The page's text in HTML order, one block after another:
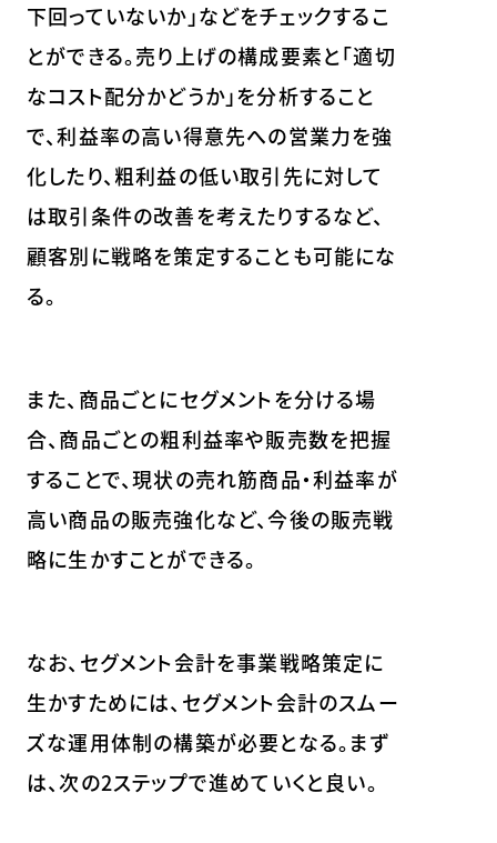
下回っていないか」などをチェックするこ
とができる。売り上げの構成要素と「適切
なコスト配分かどうか」を分析すること
で、利益率の高い得意先への営業力を強
化したり、粗利益の低い取引先に対して
は取引条件の改善を考えたりするなど、
顧客別に戦略を策定することも可能にな
る。
また、商品ごとにセグメントを分ける場
合、商品ごとの粗利益率や販売数を把握
することで、現状の売れ筋商品・利益率が
高い商品の販売強化など、今後の販売戦
略に生かすことができる。
なお、セグメント会計を事業戦略策定に
生かすためには、セグメント会計のスムー
ズな運用体制の構築が必要となる。まず
は、次の2ステップで進めていくと良い。